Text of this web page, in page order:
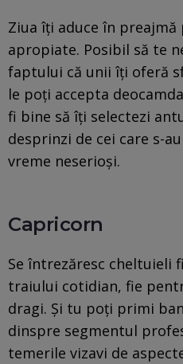
Ziua îți aduce în
apropiate. Posibil să te
faptului că unii îți oferă
le poți accepta
fi bine să îți selectezi
desprinzi de cei care s-
vreme neserioși.
Capricorn
Se întrezăresc cheltuieli
traiului cotidian, fie
dragi. Și tu poți primi
dinspre segmentul
temerile vizavi de